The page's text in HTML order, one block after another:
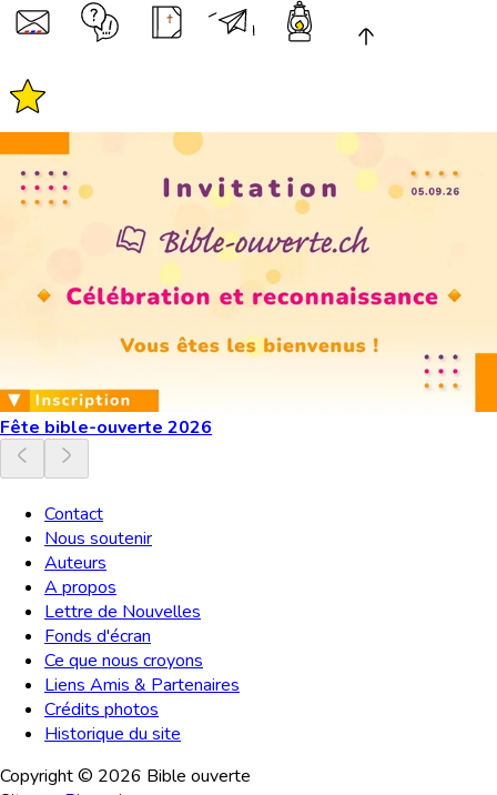
Fête bible-ouverte 2026
Contact
Nous soutenir
Auteurs
A propos
Lettre de Nouvelles
Fonds d'écran
Ce que nous croyons
Liens Amis & Partenaires
Crédits photos
Historique du site
Copyright © 2026 Bible ouverte